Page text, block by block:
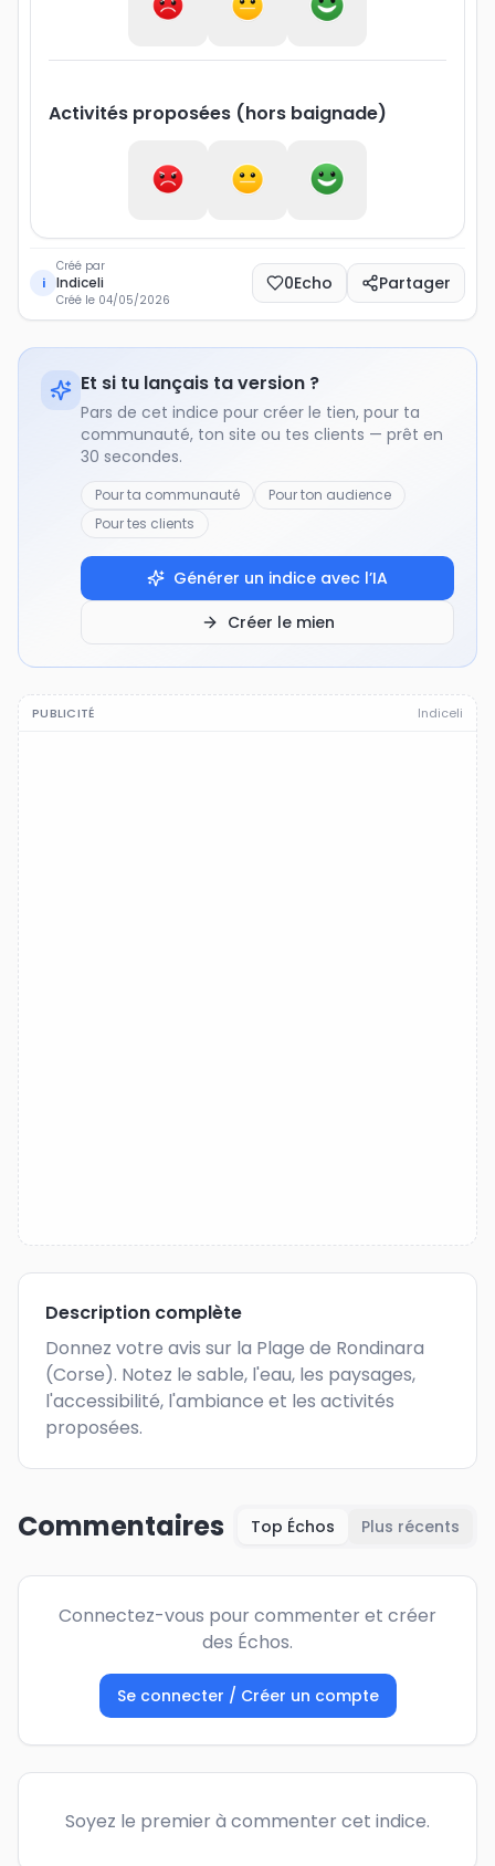
Activités proposées (hors baignade)
i
Créé par
Indiceli
Créé le 04/05/2026
0Echo Partager
Et si tu lançais ta version ?
Pars de cet indice pour créer le tien, pour ta
communauté, ton site ou tes clients — prêt en
30 secondes.
Pour ta communauté
Pour ton audience
Pour tes clients
Générer un indice avec l’IA
Créer le mien
PUBLICITÉ Indiceli
Description complète
Donnez votre avis sur la Plage de Rondinara
(Corse). Notez le sable, l'eau, les paysages,
l'accessibilité, l'ambiance et les activités
proposées.
Commentaires Top Échos Plus récents
Connectez-vous pour commenter et créer
des Échos.
Se connecter / Créer un compte
Soyez le premier à commenter cet indice.